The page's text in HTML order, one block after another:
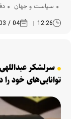
سیاست و جهان
12:26
04 / 03 /1405
سرلشکر
توانایی‌های خود